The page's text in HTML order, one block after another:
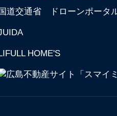
道交通省 ドローンポータ
HOME'S